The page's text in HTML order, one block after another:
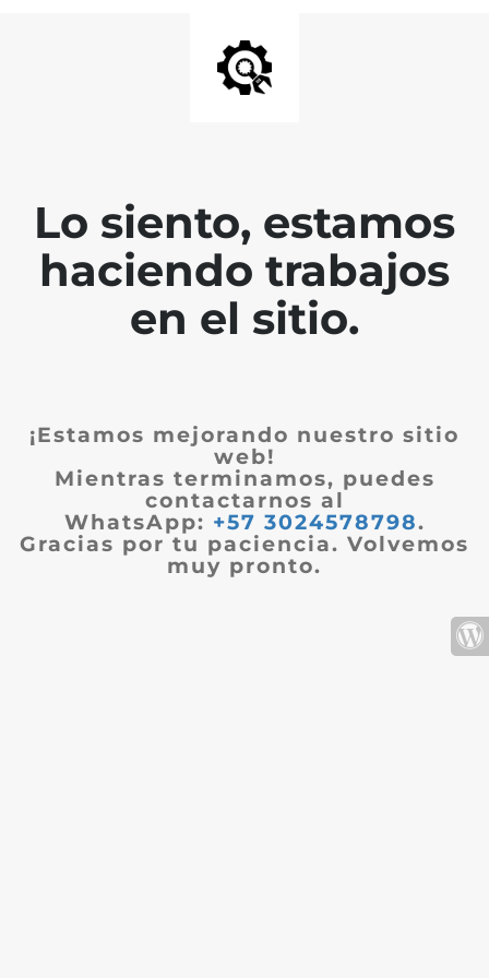
Lo siento, estamos
haciendo trabajos
en el sitio.
¡Estamos mejorando nuestro sitio
web!
Mientras terminamos, puedes
contactarnos al
WhatsApp: +57 3024578798.
Gracias por tu paciencia. Volvemos
muy pronto.